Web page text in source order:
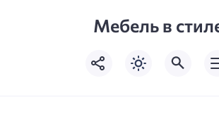
Мебель в